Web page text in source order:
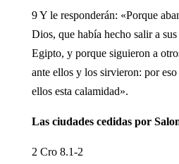
9 Y le responderán: «Porque
Dios, que había hecho salir a
Egipto, y porque siguieron a
ante ellos y los sirvieron: por
ellos esta calamidad».
Las ciudades cedidas por
2 Cro 8.1-2